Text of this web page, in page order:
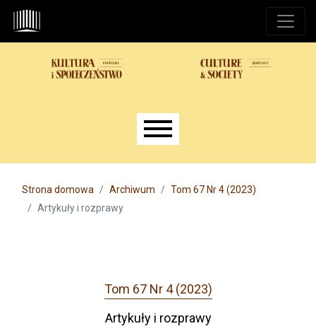
Przejdź do głównego menu
Przejdź do sekcji głównej
Przejdź do stopki
Main menu
Strona domowa Archiwum
Tom 67 Nr 4 (2023)
Artykuły i rozprawy
Tom 67 Nr 4 (2023)
Artykuły i rozprawy